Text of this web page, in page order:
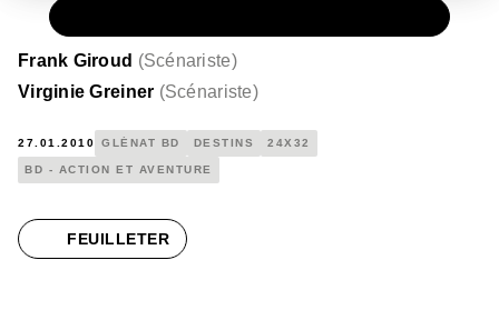
Frank Giroud (Scénariste)
Virginie Greiner (Scénariste)
27.01.2010 GLÉNAT BD DESTINS 24X32
BD - ACTION ET AVENTURE
FEUILLETER